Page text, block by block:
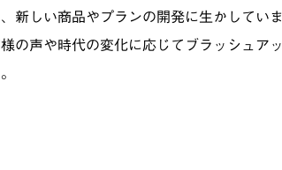
新しい商品やプランの開発に生かしていま
の声や時代の変化に応じてブラッシュアッ